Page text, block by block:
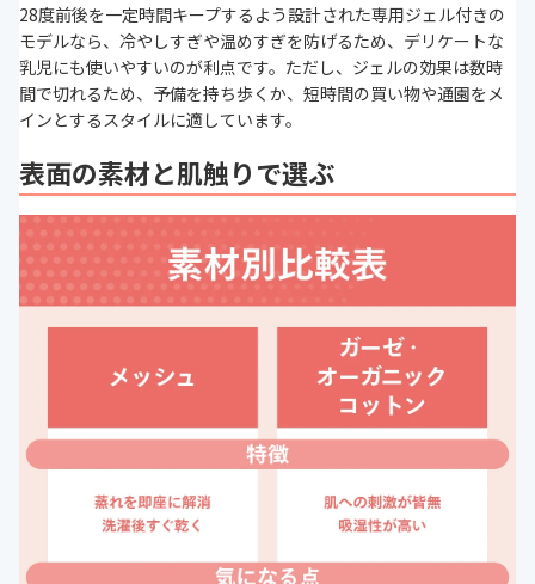
28度前後を一定時間キープするよう設計された専用ジェル付きの
モデルなら、冷やしすぎや温めすぎを防げるため、デリケートな
乳児にも使いやすいのが利点です。ただし、ジェルの効果は数時
間で切れるため、予備を持ち歩くか、短時間の買い物や通園をメ
インとするスタイルに適しています。
表面の素材と肌触りで選ぶ